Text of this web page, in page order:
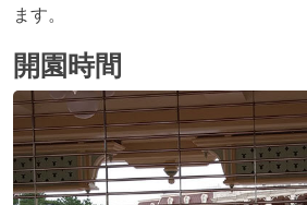
ます。
開園時間